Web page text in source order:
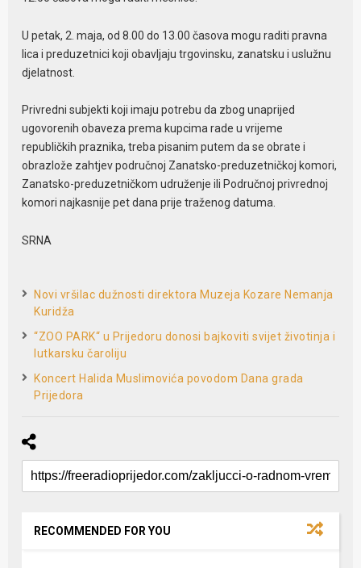
U petak, 2. maja, od 8.00 do 13.00 časova mogu raditi pravna
lica i preduzetnici koji obavljaju trgovinsku, zanatsku i uslužnu
djelatnost.
Privredni subjekti koji imaju potrebu da zbog unaprijed
ugovorenih obaveza prema kupcima rade u vrijeme
republičkih praznika, treba pisanim putem da se obrate i
obrazlože zahtjev područnoj Zanatsko-preduzetničkoj komori,
Zanatsko-preduzetničkom udruženje ili Područnoj privrednoj
komori najkasnije pet dana prije traženog datuma.
SRNA
Novi vršilac dužnosti direktora Muzeja Kozare Nemanja
Kuridža
“ZOO PARK“ u Prijedoru donosi bajkoviti svijet životinja i
lutkarsku čaroliju
Koncert Halida Muslimovića povodom Dana grada
Prijedora
RECOMMENDED FOR YOU